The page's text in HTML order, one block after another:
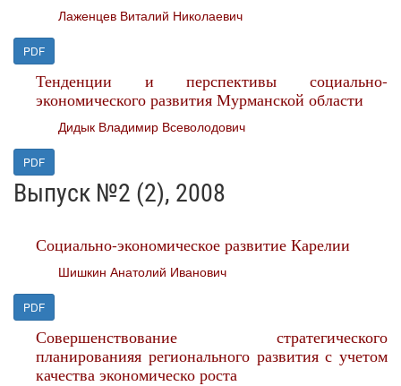
Лаженцев Виталий Николаевич
PDF
Тенденции и перспективы социально-
экономического развития Мурманской области
Дидык Владимир Всеволодович
PDF
Выпуск №2 (2), 2008
Социально-экономическое развитие Карелии
Шишкин Анатолий Иванович
PDF
Совершенствование стратегического
планированияя регионального развития с учетом
качества экономическо роста